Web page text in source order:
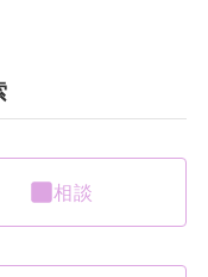
相談